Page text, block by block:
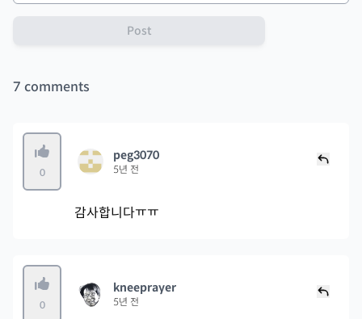
Post
7 comments
0
peg3070
5년 전
감사합니다ㅠㅠ
0
kneeprayer
5년 전